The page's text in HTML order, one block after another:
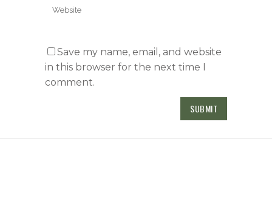
Save my name, email, and website
in this browser for the next time I
comment.